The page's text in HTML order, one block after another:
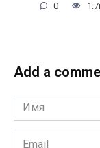
0
Add a
Имя
*
Email